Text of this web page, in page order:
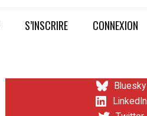
S’INSCRIRE CONNEXION
Bluesky
LinkedIn